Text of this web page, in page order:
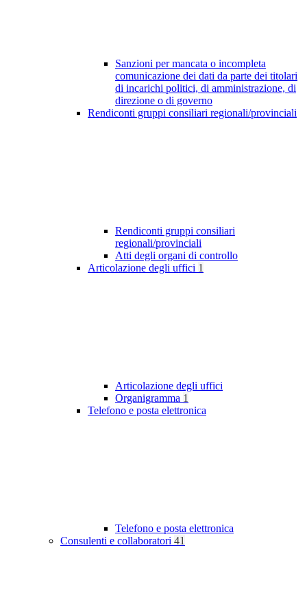
Sanzioni per mancata o incompleta
comunicazione dei dati da parte dei titolari
di incarichi politici, di amministrazione, di
direzione o di governo
Rendiconti gruppi consiliari regionali/provinciali
Rendiconti gruppi consiliari
regionali/provinciali
Atti degli organi di controllo
Articolazione degli uffici 1
Articolazione degli uffici
Organigramma 1
Telefono e posta elettronica
Telefono e posta elettronica
Consulenti e collaboratori 41